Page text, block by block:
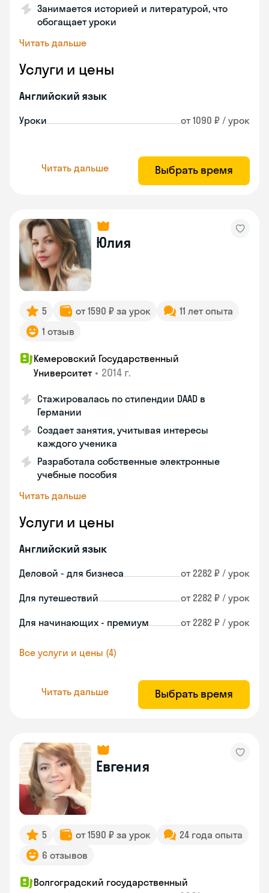
Занимается историей и литературой, что
обогащает уроки
Читать дальше
Услуги и цены
Английский язык
Уроки от 1090 ₽ / урок
Читать дальше Выбрать время
Юлия
5 от 1590 ₽ за урок
11 лет опыта
1 отзыв
Кемеровский Государственный
Университет • 2014 г.
Стажировалась по стипендии DAAD в
Германии
Создает занятия, учитывая интересы
каждого ученика
Разработала собственные электронные
учебные пособия
Читать дальше
Услуги и цены
Английский язык
Деловой - для бизнеса от 2282 ₽ / урок
Для путешествий от 2282 ₽ / урок
Для начинающих - премиум от 2282 ₽ / урок
Все услуги и цены (4)
Читать дальше Выбрать время
Евгения
5 от 1590 ₽ за урок
24 года опыта
6 отзывов
Волгоградский государственный